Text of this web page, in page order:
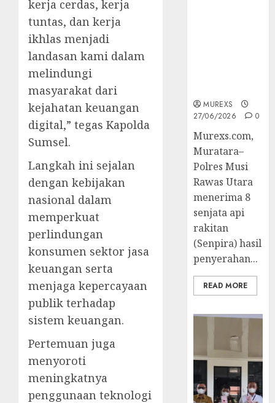
kerja cerdas, kerja
tuntas, dan kerja
ikhlas menjadi
landasan kami dalam
melindungi
masyarakat dari
kejahatan keuangan
digital,” tegas Kapolda
Sumsel.
Langkah ini sejalan
dengan kebijakan
nasional dalam
memperkuat
perlindungan
konsumen sektor jasa
keuangan serta
menjaga kepercayaan
publik terhadap
sistem keuangan.
Pertemuan juga
menyoroti
meningkatnya
penggunaan teknologi
MUREXS
27/06/2026
0
Murexs.com,
Muratara–
Polres Musi
Rawas Utara
menerima 8
senjata api
rakitan
(Senpira) hasil
penyerahan...
READ MORE